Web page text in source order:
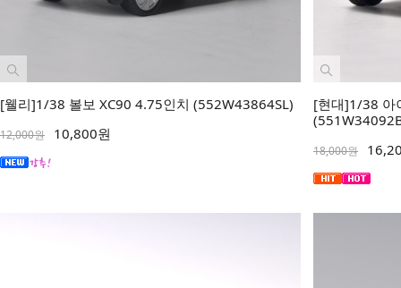
[웰리]1/38 볼보 XC90 4.75인치 (552W43864SL)
12,000원 10,800원
[현대]1/38 아
18,000원